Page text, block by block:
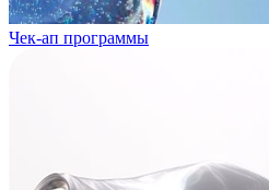
Чек-ап программы